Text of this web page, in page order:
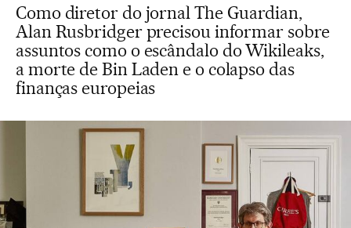
Como diretor do jornal The Guardian,
Alan Rusbridger precisou informar sobre
assuntos como o escândalo do Wikileaks,
a morte de Bin Laden e o colapso das
finanças europeias